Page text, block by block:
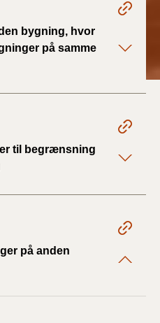
bygning, hvor
på samme
til begrænsning
på anden